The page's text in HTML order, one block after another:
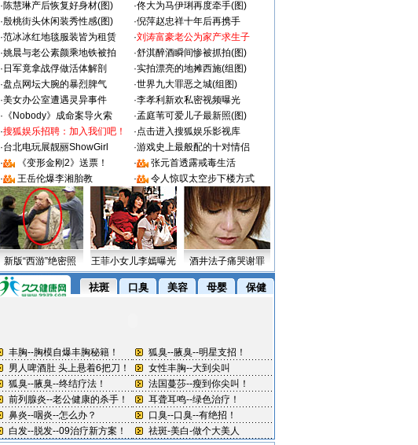
·陈慧琳产后恢复好身材(图) ·佟大为马伊琍再度牵手(图)
·殷桃街头休闲装秀性感(图) ·倪萍赵忠祥十年后再携手
·范冰冰红地毯服装皆为租赁 ·刘涛富豪老公为家产求生子
·姚晨与老公素颜乘地铁被拍 ·舒淇醉酒瞬间惨被抓拍(图)
· 日军竟拿战俘做活体解剖 ·实拍漂亮的地摊西施(组图)
·盘点网坛大腕的暴烈脾气 ·世界九大罪恶之城(组图)
·美女办公室遭遇灵异事件 ·李孝利新欢私密视频曝光
· 《Nobody》成命案导火索 ·孟庭苇可爱儿子最新照(图)
·搜狐娱乐招聘：加入我们吧！ ·点击进入搜狐娱乐影视库
·台北电玩展靓丽ShowGirl ·游戏史上最般配的十对情侣
·
《变形金刚2》送票！ ·
张元首透露戒毒生活
·
王岳伦爆李湘胎教 · 令人惊叹太空步下楼方式
新版“西游”绝密照 王菲小女儿李嫣曝光 酒井法子痛哭谢罪